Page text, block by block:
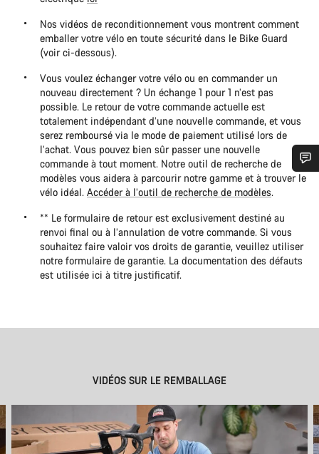
Nos vidéos de reconditionnement vous montrent comment
emballer votre vélo en toute sécurité dans le Bike Guard
(voir ci-dessous).
Vous voulez échanger votre vélo ou en commander un
nouveau directement ? Un échange 1 pour 1 n’est pas
possible. Le retour de votre commande actuelle est
totalement indépendant d’une nouvelle commande, et vous
serez remboursé via le mode de paiement utilisé lors de
l’achat. Vous pouvez bien sûr passer une nouvelle
commande à tout moment. Notre outil de recherche de
modèles vous aidera à parcourir notre gamme et à trouver le
vélo idéal. Accéder à l’outil de recherche de modèles.
** Le formulaire de retour est exclusivement destiné au
renvoi final ou à l’annulation de votre commande. Si vous
souhaitez faire valoir vos droits de garantie, veuillez utiliser
notre formulaire de garantie. La documentation des défauts
est utilisée ici à titre justificatif.
VIDÉOS SUR LE REMBALLAGE
Besoin d’aide ?
Nos experts du service client vous attendent pour
répondre à vos questions.
Démarrer le Chat